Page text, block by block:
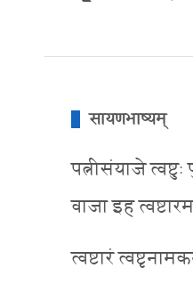
सायणभाष्यम्
पत्नीसंयाजे
वाजा इह
त्वष्टारं